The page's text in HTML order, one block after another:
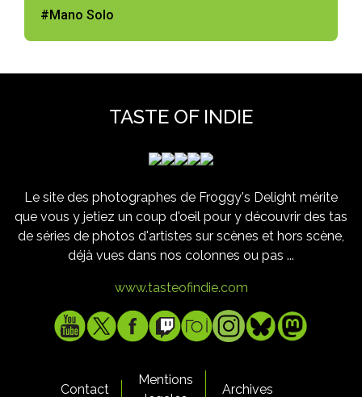
#Mano Solo
TASTE OF INDIE
Le site des photographes de Froggy's Delight mérite
que vous y jetiez un coup d'oeil pour y découvrir des tas
de séries de photos d'artistes sur scènes et hors scène,
déjà vues dans nos colonnes ou pas ...
www.tasteofindie.com
Contact
Mentions
Archives